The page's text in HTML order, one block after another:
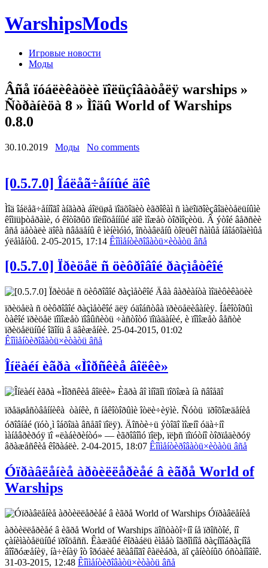
WarshipsMods
Игровые новости
Моды
Âñå ïóáëèêàöèè ïîëüçîâàòåëÿ warships »
Ñòðàíèöà 8 » Ìîäû World of Warships
0.8.0
30.10.2019 Моды No comments
[0.5.7.0] Îáëåã÷åííûé äîê
Ìîä îáëåã÷åííîãî àíãàðà áîëüøå ïîäõîäèò èãðîêàì ñ ìàëîïðîèçâîäèòåëüíûìè
êîìïüþòåðàìè, ó êîòîðûõ ïîëíîöåííûé äîê ìîæåò òîðìîçèòü. Â ýòîé âåðñèè
âñå äåòàëè äîêà ñâåäåíû ê ìèíèìóìó, îñòàâëåíû òîëüêî ñàìûå íåîáõîäèìûå
ýëåìåíòû. 2-05-2015, 17:14 Êîììåíòèðîâàòü×èòàòü âñå
[0.5.7.0] Ïðèöåë ñ öèôðîâîé ðàçìåòêîé
Äâà âàðèàíòà ìîäèôèêàöèè
ïðèöåëà ñ öèôðîâîé ðàçìåòêîé äëÿ óäîáñòâà ïðèöåëèâàíèÿ. Íåêîòîðûì
òàêîé ïðèöåë ïîìîæåò ïîâûñèòü ÷àñòîòó ïîïàäàíèé, è ïîìîæåò âåñòè
ïðèöåëüíûé îãîíü â äâèæåíèè. 25-04-2015, 01:02
Êîììåíòèðîâàòü×èòàòü âñå
Îíëàéí èãðà «Ìîðñêèå âîëêè»
Èãðà âî ìíîãîì ïîõîæà íà ñâîåãî
ïðåäøåñòâåííèêà  òàíêè, ñ íåêîòîðûìè îòëè÷èÿìè. Ñóòü  ïðîõîæäåíèå
óðîâíåé (ïóò¸ì îáõîäà âñåãî ïîëÿ). Äîñòè÷ü ýòîãî ìîæíî óäà÷íî
ìàíåâðèðóÿ ïî «ëàáèðèíòó» — èãðîâîìó ïîëþ, ïëþñ ïîïóòíî òîðïåäèðóÿ
âðàæåñêèå êîðàáëè. 2-04-2015, 18:07 Êîììåíòèðîâàòü×èòàòü âñå
Óïðàâëåíèå àðòèëëåðèåé â èãðå World of
Warships
Óïðàâëåíèå
àðòèëëåðèåé â èãðå World of Warships äîñòàòî÷íî íå ïðîñòîé, íî
çàíèìàòåëüíûé ïðîöåññ. Êàæäûé êîðàáëü èìååò îãðîìíîå ðàçíîîáðàçíîå
âîîðóæåíèÿ, íà÷èíàÿ îò îðóäèé ãëàâíîãî êàëèáðà, äî çåíèòíûõ óñòàíîâîê.
31-03-2015, 12:48 Êîììåíòèðîâàòü×èòàòü âñå